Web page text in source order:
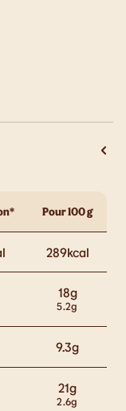
Pour 100 g
289kcal
18g
5.2g
9.3g
21g
2.6g